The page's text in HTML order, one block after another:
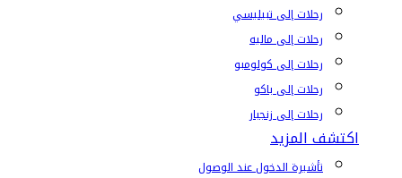
رحلات إلى تبيليسي
رحلات إلى ماليه
رحلات إلى كولومبو
رحلات إلى باكو
رحلات إلى زنجبار
اكتشف المزيد
تأشيرة الدخول عند الوصول